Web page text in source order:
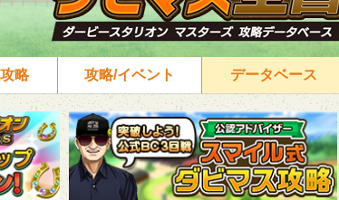
略 攻略/イベント データベース